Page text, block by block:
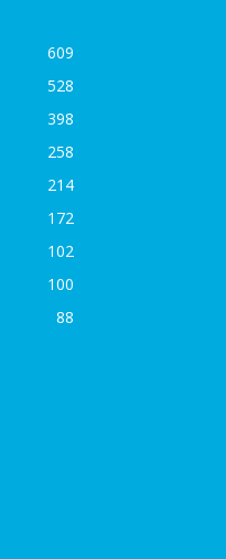
609
528
398
258
214
172
102
100
88